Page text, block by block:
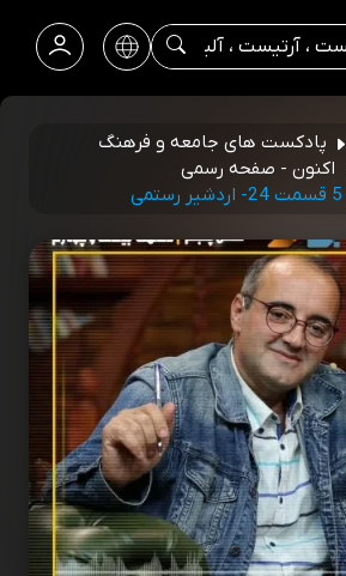
پادکست های جامعه و فرهنگ
اکنون - صفحه رسمی